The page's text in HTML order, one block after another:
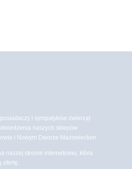
i sympatyków zwierząt
naszych sklepów
i Nowym Dworze Mazowieckim
naszej stronie internetowej, która